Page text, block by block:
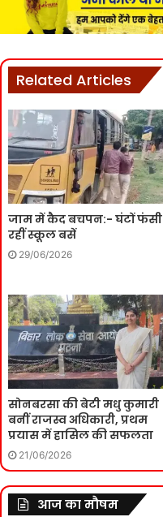
Related Articles
जाम में कैद बचपन:- घंटों फंसी
रहीं स्कूल बसें
29/06/2026
सोनबरसा की बेटी मधु कुमारी
बनीं राजस्व अधिकारी, प्रथम
प्रयास में हासिल की सफलता
21/06/2026
आज का मौषम